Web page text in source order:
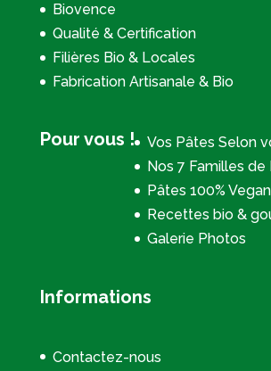
Biovence
Qualité & Certification
Filières Bio & Locales
Fabrication Artisanale & Bio
Pour vous !
Vos Pâtes Selon
Nos 7 Familles de
Pâtes 100% Vegan
Recettes bio &
Galerie Photos
Informations
Contactez-nous